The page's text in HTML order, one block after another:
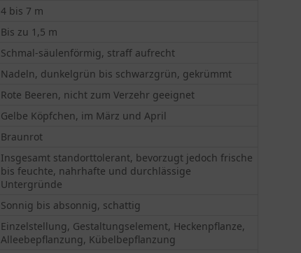
4 bis 7 m
Bis zu 1,5 m
Schmal-säulenförmig, straff aufrecht
Nadeln, dunkelgrün bis schwarzgrün, gekrümmt
Rote Beeren, nicht zum Verzehr geeignet
Gelbe Köpfchen, im März und April
Braunrot
Insgesamt standorttolerant, bevorzugt jedoch frische
bis feuchte, nahrhafte und durchlässige
Untergründe
Sonnig bis absonnig, schattig
Einzelstellung, Gestaltungselement, Heckenpflanze,
Alleebepflanzung, Kübelbepflanzung